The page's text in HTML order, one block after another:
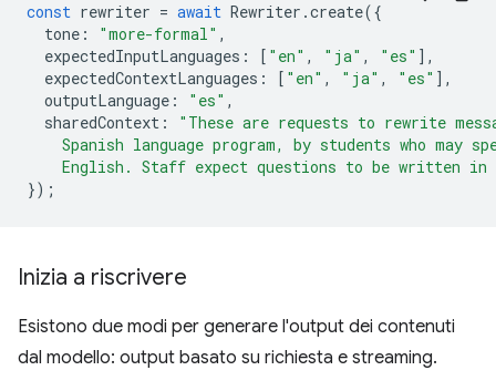
const rewriter = await Rewriter .create({
tone : "more-formal" ,
expectedInputLanguages : [ "en" , "ja" , "es" ],
expectedContextLanguages : [ "en" , "ja" , "es" ],
outputLanguage : "es" ,
sharedContext :
"These are requests to rewrite
Spanish language program, by students who may
English. Staff expect questions to be written in
});
Inizia a riscrivere
Esistono due modi per generare l'output dei contenuti
dal modello: output basato su richiesta e streaming.